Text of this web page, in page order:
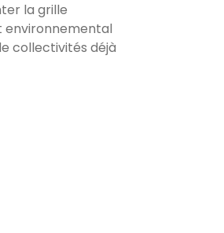
la grille
environnemental
collectivités déjà